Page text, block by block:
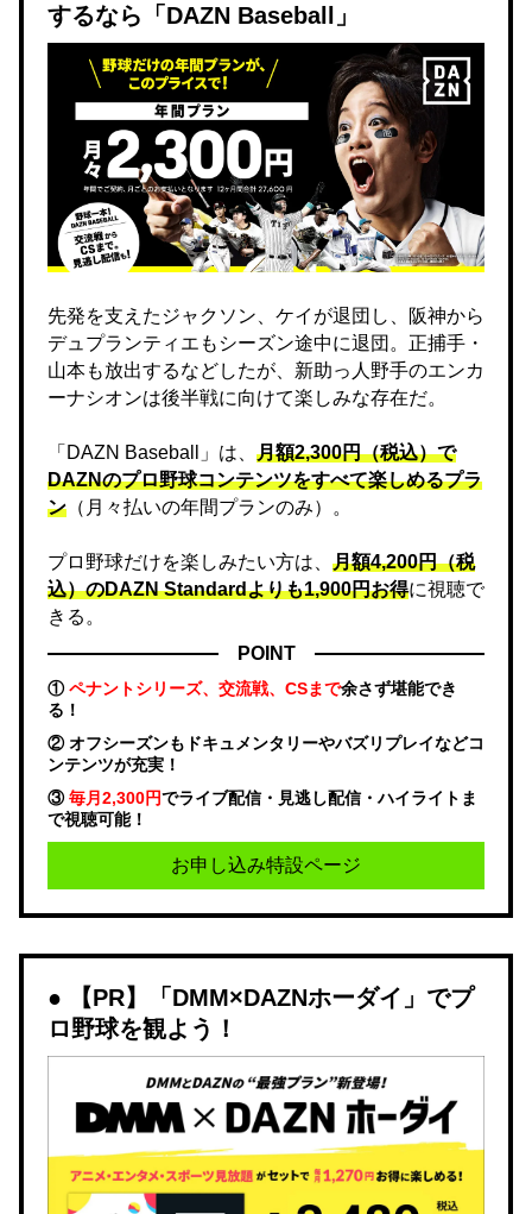
するなら「DAZN Baseball」
先発を支えたジャクソン、ケイが退団し、阪神から
デュプランティエもシーズン途中に退団。正捕手・
山本も放出するなどしたが、新助っ人野手のエンカ
ーナシオンは後半戦に向けて楽しみな存在だ。
「DAZN Baseball」は、 月額2,300円（税込）で
DAZNのプロ野球コンテンツをすべて楽しめるプラ
ン （月々払いの年間プランのみ）。
プロ野球だけを楽しみたい方は、 月額4,200円（税
込）のDAZN Standard​よりも1,900円お得に視聴で
きる。
POINT
①ペナントシリーズ、交流戦、CSまで余さず堪能でき
る！
② オフシーズンもドキュメンタリーやバズリプレイなどコ
ンテンツが充実！
③毎月2,300円でライブ配信・見逃し配信・ハイライトま
で視聴可能！
お申し込み特設ページ
【PR】「DMM×DAZNホーダイ」でプ
ロ野球を観よう！